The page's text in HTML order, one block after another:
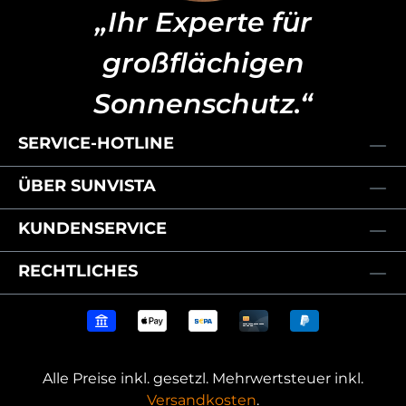
„Ihr Experte für
großflächigen
Sonnenschutz.“
SERVICE-HOTLINE
ÜBER SUNVISTA
KUNDENSERVICE
RECHTLICHES
Alle Preise inkl. gesetzl. Mehrwertsteuer inkl.
Versandkosten.